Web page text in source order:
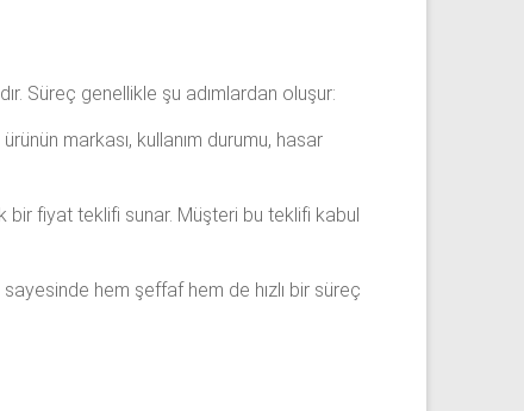
Süreç genellikle şu adımlardan oluşur:
markası, kullanım durumu, hasar
bir fiyat teklifi sunar. Müşteri bu teklifi kabul
hem şeffaf hem de hızlı bir süreç